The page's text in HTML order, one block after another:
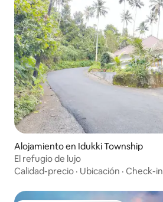
Alojamiento en Idukki Township
El refugio de lujo
Calidad-precio · Ubicación · Check-in